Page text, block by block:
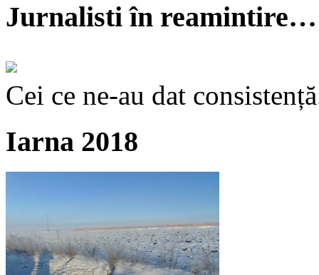
Jurnalisti în reamintire…
Cei ce ne-au dat
Iarna 2018